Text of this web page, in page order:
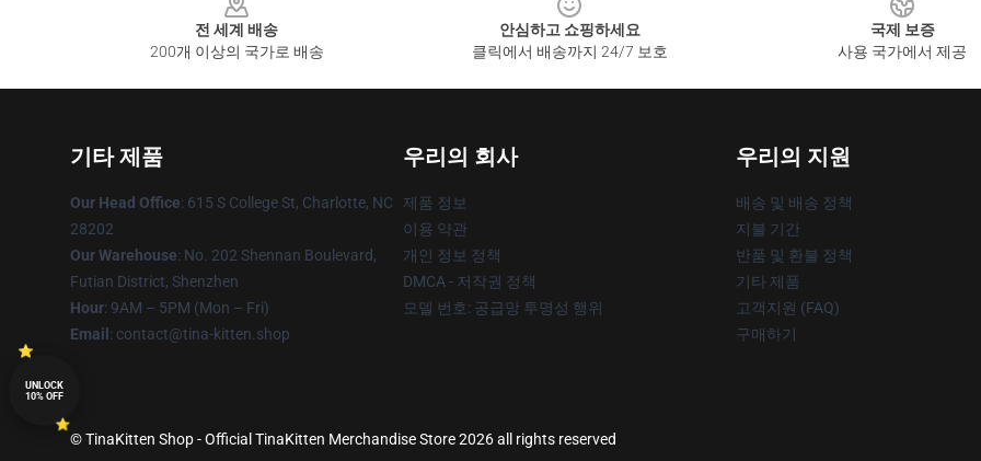
전 세계 배송
200개 이상의 국가로 배송
안심하고 쇼핑하세요
클릭에서 배송까지 24/7 보호
국제 보증
사용 국가에서 제공
기타 제품
Our Head Office: 615 S College St, Charlotte, NC
28202
Our Warehouse: No. 202 Shennan Boulevard,
Futian District, Shenzhen
Hour: 9AM – 5PM (Mon – Fri)
Email : contact@tina-kitten.shop
우리의 회사
제품 정보
이용 약관
개인 정보 정책
DMCA - 저작권 정책
모델 번호: 공급망 투명성 행위
우리의 지원
배송 및 배송 정책
지불 기간
반품 및 환불 정책
기타 제품
고객지원 (FAQ)
구매하기
© TinaKitten Shop - Official TinaKitten Merchandise Store 2026 all rights reserved
UNLOCK
10% OFF